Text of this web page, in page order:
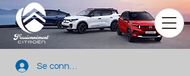
Se connecter